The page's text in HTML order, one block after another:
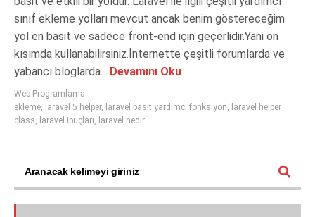
sınıf ekleme yolları mevcut ancak benim göstereceğim
yol en basit ve sadece front-end için geçerlidir.Yani ön
kısımda kullanabilirsiniz.İnternette çeşitli forumlarda ve
yabancı bloglarda... Devamını Oku
Web Programlama
ekleme, laravel 5 helper, laravel basit yardımcı fonksiyon, laravel helper
class, laravel ipuçları, laravel nedir